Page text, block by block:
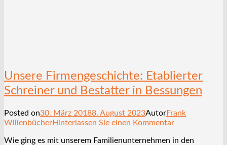
Unsere Firmengeschichte: Etablierter
Schreiner und Bestatter in Bessungen
Posted on30. März 20188. August 2023AutorFrank
WillenbücherHinterlassen Sie einen Kommentar
Wie ging es mit unserem Familienunternehmen in den